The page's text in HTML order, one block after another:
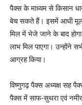
पैक्स के माध्यम से किसान
बेच सकते हैं। इसमें आधी
मिल में भेजे जाने के बाद
लाभ मिल पाएगा। उन्होंने
आग्रह किया।
विष्णुगढ़ पैक्स अध्यक्ष सह
पैक्स में साफ-सुथरा एवं